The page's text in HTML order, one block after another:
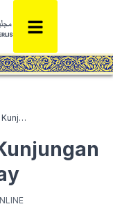
Raja Perlis Terima Kunjungan Hormat Duta Norway